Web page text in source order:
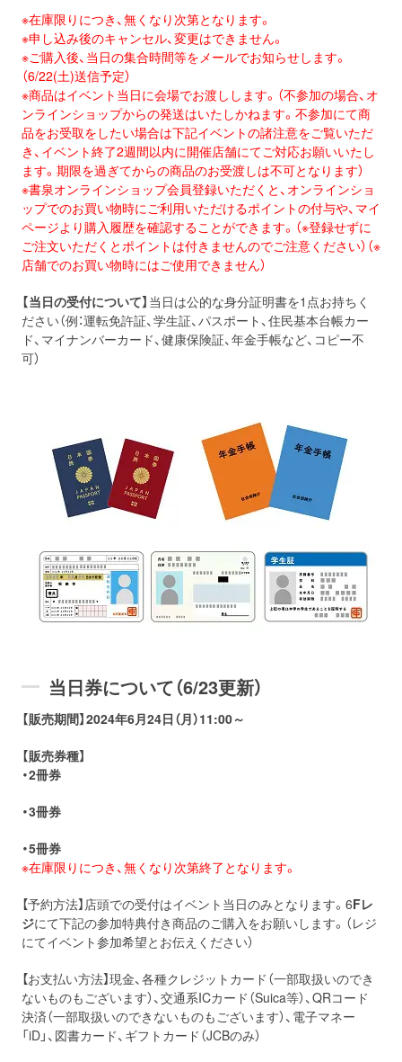
※在庫限りにつき、無くなり次第となります。
※申し込み後のキャンセル、変更はできません。
※ご購入後、当日の集合時間等をメールでお知らせします。
（6/22(土)送信予定）
※商品はイベント当日に会場でお渡しします。（不参加の場合、オ
ンラインショップからの発送はいたしかねます。 不参加にて商
品をお受取をしたい場合は下記イベントの諸注意をご覧いただ
き、 イベント終了2週間以内に開催店舗にてご対応お願いいたし
ます。 期限を過ぎてからの商品のお受渡しは不可となります）
※書泉オンラインショップ会員登録いただくと、オンラインショ
ップでのお買い物時にご利用いただけるポイントの付与や、マイ
ページより購入履歴を確認することができます。（※登録せずに
ご注文いただくとポイントは付きませんのでご注意ください）（※
店舗でのお買い物時にはご使用できません）
【当日の受付について】 当日は公的な身分証明書を1点お持ちく
ださい（例：運転免許証、学生証、パスポート、住民基本台帳カー
ド、マイナンバーカード、健康保険証、年金手帳など、コピー不
可）
当日券について（6/23更新）
【販売期間】2024年6月24日（月）11:00～
【販売券種】
・2冊券
・3冊券
・5冊券
※在庫限りにつき、無くなり次第終了となります。
【予約方法】店頭での受付はイベント当日のみとなります。6Fレ
ジにて下記の参加特典付き商品のご購入をお願いします。（レジ
にてイベント参加希望とお伝えください）
【お支払い方法】現金、各種クレジットカード（一部取扱いのでき
ないものもございます）、交通系ICカード（Suica等）、QRコード
決済（一部取扱いのできないものもございます）、電子マネー
「iD」、図書カード、ギフトカード（JCBのみ）